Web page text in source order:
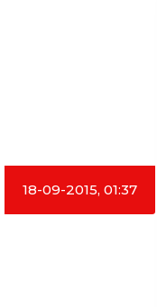
18-09-2015, 01:37